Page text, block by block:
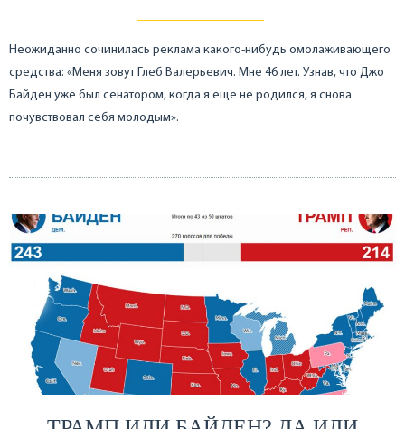
Неожиданно сочинилась реклама какого-нибудь омолаживающего
средства: «Меня зовут Глеб Валерьевич. Мне 46 лет. Узнав, что Джо
Байден уже был сенатором, когда я еще не родился, я снова
почувствовал себя молодым».